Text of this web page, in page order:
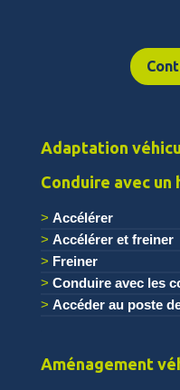
Adaptation
Conduire avec un
Accélérer
Accélérer et freiner
Freiner
Conduire avec les
Accéder au poste
Aménagement